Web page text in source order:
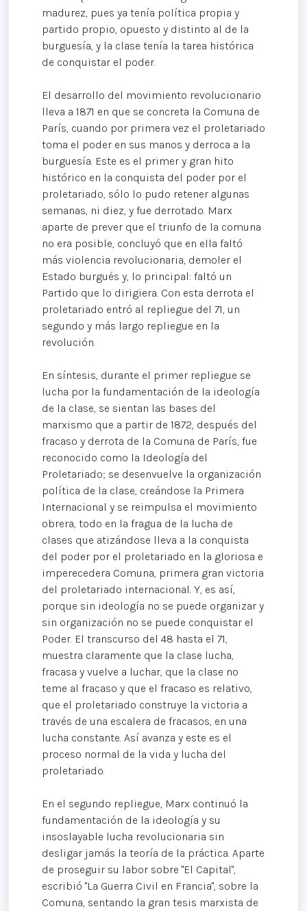
madurez, pues ya tenía política propia y
partido propio, opuesto y distinto al de la
burguesía, y la clase tenía la tarea histórica
de conquistar el poder.
El desarrollo del movimiento revolucionario
lleva a 1871 en que se concreta la Comuna de
París, cuando por primera vez el proletariado
toma el poder en sus manos y derroca a la
burguesía. Este es el primer y gran hito
histórico en la conquista del poder por el
proletariado, sólo lo pudo retener algunas
semanas, ni diez, y fue derrotado. Marx
aparte de prever que el triunfo de la comuna
no era posible, concluyó que en ella faltó
más violencia revolucionaria, demoler el
Estado burgués y, lo principal: faltó un
Partido que lo dirigiera. Con esta derrota el
proletariado entró al repliegue del 71, un
segundo y más largo repliegue en la
revolución.
En síntesis, durante el primer repliegue se
lucha por la fundamentación de la ideología
de la clase, se sientan las bases del
marxismo que a partir de 1872, después del
fracaso y derrota de la Comuna de París, fue
reconocido como la Ideología del
Proletariado; se desenvuelve la organización
política de la clase, creándose la Primera
Internacional y se reimpulsa el movimiento
obrera, todo en la fragua de la lucha de
clases que atizándose lleva a la conquista
del poder por el proletariado en la gloriosa e
imperecedera Comuna, primera gran victoria
del proletariado internacional. Y, es así,
porque sin ideología no se puede organizar y
sin organización no se puede conquistar el
Poder. El transcurso del 48 hasta el 71,
muestra claramente que la clase lucha,
fracasa y vuelve a luchar, que la clase no
teme al fracaso y que el fracaso es relativo,
que el proletariado construye la victoria a
través de una escalera de fracasos, en una
lucha constante. Así avanza y este es el
proceso normal de la vida y lucha del
proletariado.
En el segundo repliegue, Marx continuó la
fundamentación de la ideología y su
insoslayable lucha revolucionaria sin
desligar jamás la teoría de la práctica. Aparte
de proseguir su labor sobre "El Capital",
escribió "La Guerra Civil en Francia", sobre la
Comuna, sentando la gran tesis marxista de